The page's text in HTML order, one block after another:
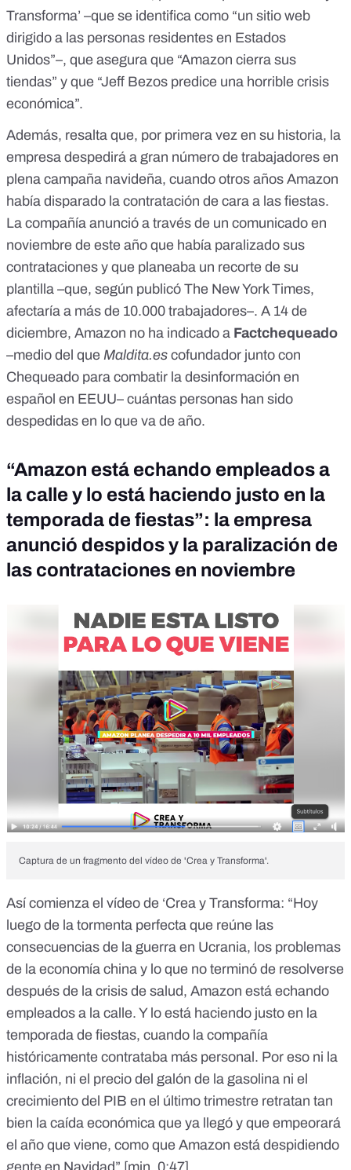
Transforma’ –que se identifica como “un sitio web
dirigido a las personas residentes en Estados
Unidos”–, que asegura que “Amazon cierra sus
tiendas” y que “Jeff Bezos predice una horrible crisis
económica”.
Además, resalta que, por primera vez en su historia, la
empresa despedirá a gran número de trabajadores en
plena campaña navideña, cuando otros años Amazon
había disparado la contratación de cara a las fiestas.
La compañía anunció a través de un comunicado en
noviembre de este año que había paralizado sus
contrataciones y que planeaba un recorte de su
plantilla –que, según publicó The New York Times,
afectaría a más de 10.000 trabajadores–. A 14 de
diciembre, Amazon no ha indicado a Factchequeado
–medio del que Maldita.es cofundador junto con
Chequeado para combatir la desinformación en
español en EEUU– cuántas personas han sido
despedidas en lo que va de año.
“Amazon está echando empleados a
la calle y lo está haciendo justo en la
temporada de fiestas”: la empresa
anunció despidos y la paralización de
las contrataciones en noviembre
Captura de un fragmento del vídeo de 'Crea y Transforma'.
Así comienza el vídeo de ‘Crea y Transforma: “Hoy
luego de la tormenta perfecta que reúne las
consecuencias de la guerra en Ucrania, los problemas
de la economía china y lo que no terminó de resolverse
después de la crisis de salud, Amazon está echando
empleados a la calle. Y lo está haciendo justo en la
temporada de fiestas, cuando la compañía
históricamente contrataba más personal. Por eso ni la
inflación, ni el precio del galón de la gasolina ni el
crecimiento del PIB en el último trimestre retratan tan
bien la caída económica que ya llegó y que empeorará
el año que viene, como que Amazon está despidiendo
gente en Navidad” [min. 0:47]